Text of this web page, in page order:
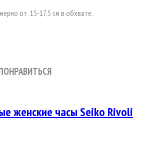
от 15-17,5 см в обхвате.
женские часы Seiko Rivoli